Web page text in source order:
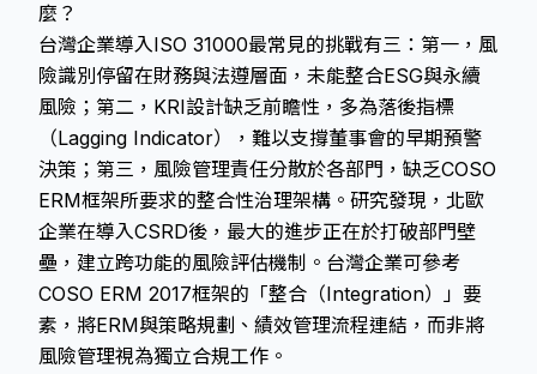
麼？
台灣企業導入ISO 31000最常見的挑戰有三：第一，風
險識別停留在財務與法遵層面，未能整合ESG與永續
風險；第二，KRI設計缺乏前瞻性，多為落後指標
（Lagging Indicator），難以支撐董事會的早期預警
決策；第三，風險管理責任分散於各部門，缺乏COSO
ERM框架所要求的整合性治理架構。研究發現，北歐
企業在導入CSRD後，最大的進步正在於打破部門壁
壘，建立跨功能的風險評估機制。台灣企業可參考
COSO ERM 2017框架的「整合（Integration）」要
素，將ERM與策略規劃、績效管理流程連結，而非將
風險管理視為獨立合規工作。